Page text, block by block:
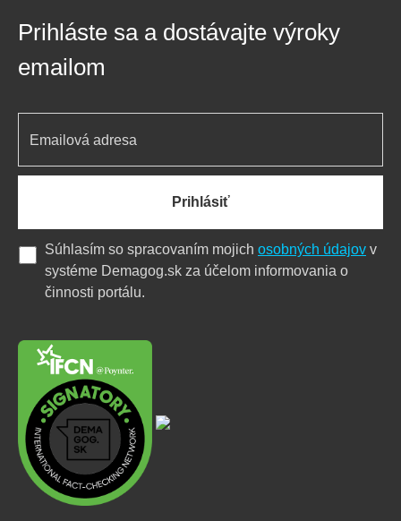
Prihláste sa a dostávajte výroky
emailom
Prihlásiť
Súhlasím so spracovaním mojich osobných údajov v
systéme Demagog.sk za účelom informovania o
činnosti portálu.